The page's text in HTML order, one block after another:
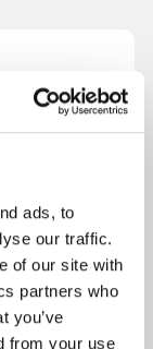
ads, to
our traffic.
of our site with
partners who
you’ve
from your use
De plus,
garantit
par